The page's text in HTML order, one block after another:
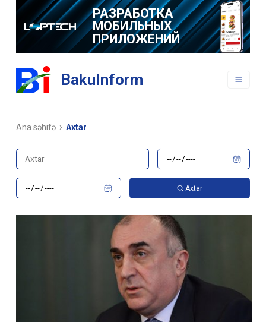
РАЗРАБОТКА
МОБИЛЬНЫХ
ПРИЛОЖЕНИЙ
BakuInform
Ana səhifə Axtar
Axtar